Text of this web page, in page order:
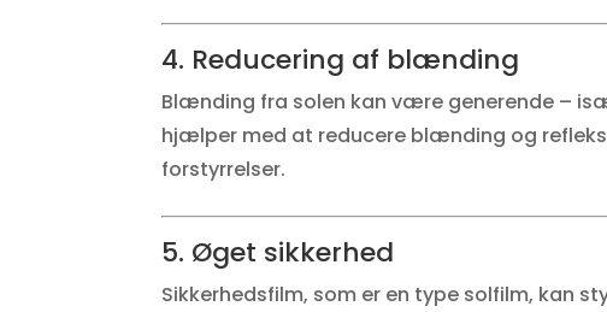
4. Reducering af blænding
Blænding fra solen kan være generende –
hjælper med at reducere blænding og
forstyrrelser.
5. Øget sikkerhed
Sikkerhedsfilm, som er en type solfilm, kan